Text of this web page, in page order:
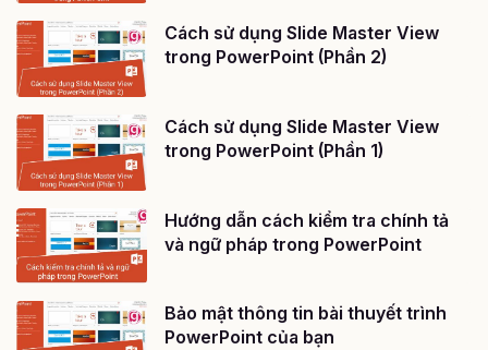
Cách sử dụng Slide Master View
trong PowerPoint (Phần 2)
Cách sử dụng Slide Master View
trong PowerPoint (Phần 1)
Hướng dẫn cách kiểm tra chính tả
và ngữ pháp trong PowerPoint
Bảo mật thông tin bài thuyết trình
PowerPoint của bạn